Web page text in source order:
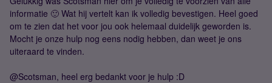
informatie 🙂 Wat hij vertelt kan ik volledig bevestigen. Heel goed
om te zien dat het voor jou ook helemaal duidelijk geworden is.
Mocht je onze hulp nog eens nodig hebben, dan weet je ons
uiteraard te vinden.
@Scotsman, heel erg bedankt voor je hulp :D